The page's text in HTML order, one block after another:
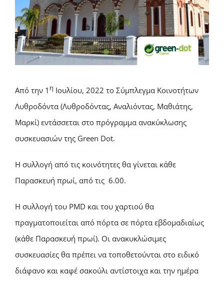
Από την 1 η Ιουλίου, 2022 το Σύμπλεγμα Κοινοτήτων
Λυθροδόντα (Λυθροδόντας, Αναλιόντας, Μαθιάτης,
Μαρκί) εντάσσεται στο πρόγραμμα ανακύκλωσης
συσκευασιών της Green Dot.
Η συλλογή από τις κοινότητες θα γίνεται κάθε
Παρασκευή πρωί, από τις 6.00.
Η συλλογή του PMD και του χαρτιού θα
πραγματοποιείται από πόρτα σε πόρτα εβδομαδιαίως
(κάθε Παρασκευή πρωί). Οι ανακυκλώσιμες
συσκευασίες θα πρέπει να τοποθετούνται στο ειδικό
διάφανο και καφέ σακούλι αντίστοιχα και την ημέρα